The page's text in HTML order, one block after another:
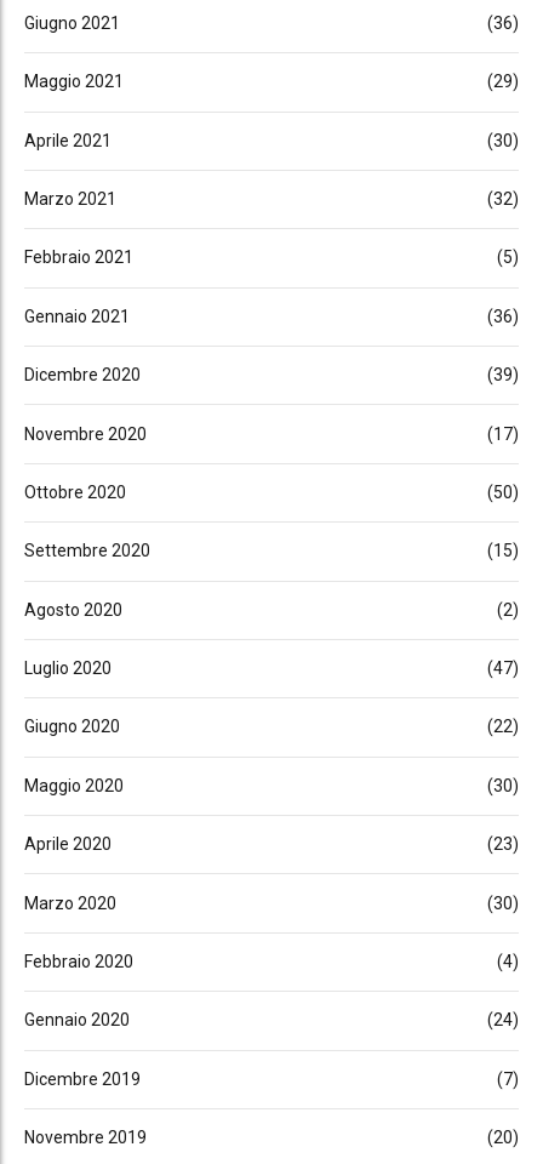
Giugno 2021 (36)
Maggio 2021 (29)
Aprile 2021 (30)
Marzo 2021 (32)
Febbraio 2021 (5)
Gennaio 2021 (36)
Dicembre 2020 (39)
Novembre 2020 (17)
Ottobre 2020 (50)
Settembre 2020 (15)
Agosto 2020 (2)
Luglio 2020 (47)
Giugno 2020 (22)
Maggio 2020 (30)
Aprile 2020 (23)
Marzo 2020 (30)
Febbraio 2020 (4)
Gennaio 2020 (24)
Dicembre 2019 (7)
Novembre 2019 (20)